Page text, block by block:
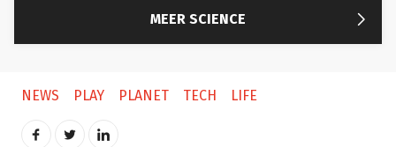
MEER SCIENCE 
NEWS PLAY PLANET TECH LIFE